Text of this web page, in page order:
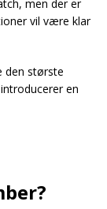
men der er
vil være klar
den største
en